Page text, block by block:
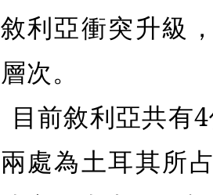
敘利亞衝突升級
層次。
目前敘利亞共有
兩處為土耳其所